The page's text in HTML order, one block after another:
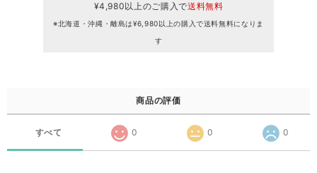
¥4,980以上のご購入で送料無料
※北海道・沖縄・離島は¥6,980以上の購入で送料無料になりま
す
商品の評価
すべて 0 0 0